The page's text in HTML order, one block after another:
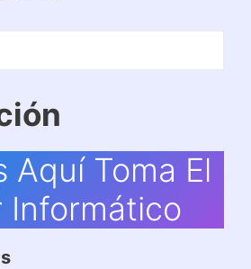
Aquí Toma El
Informático